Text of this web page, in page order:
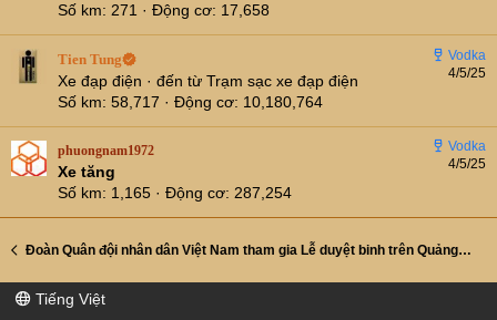
Số km 271 Động cơ 17,658
4/5/25
Tien Tung
Xe đạp điện · đến từ Trạm sạc xe đạp điện
Số km 58,717 Động cơ 10,180,764
4/5/25
phuongnam1972
Xe tăng
Số km
1,165 Động cơ 287,254
Đoàn Quân đội nhân dân Việt Nam tham gia Lễ duyệt binh trên Quảng trường Đỏ
Tiếng Việt